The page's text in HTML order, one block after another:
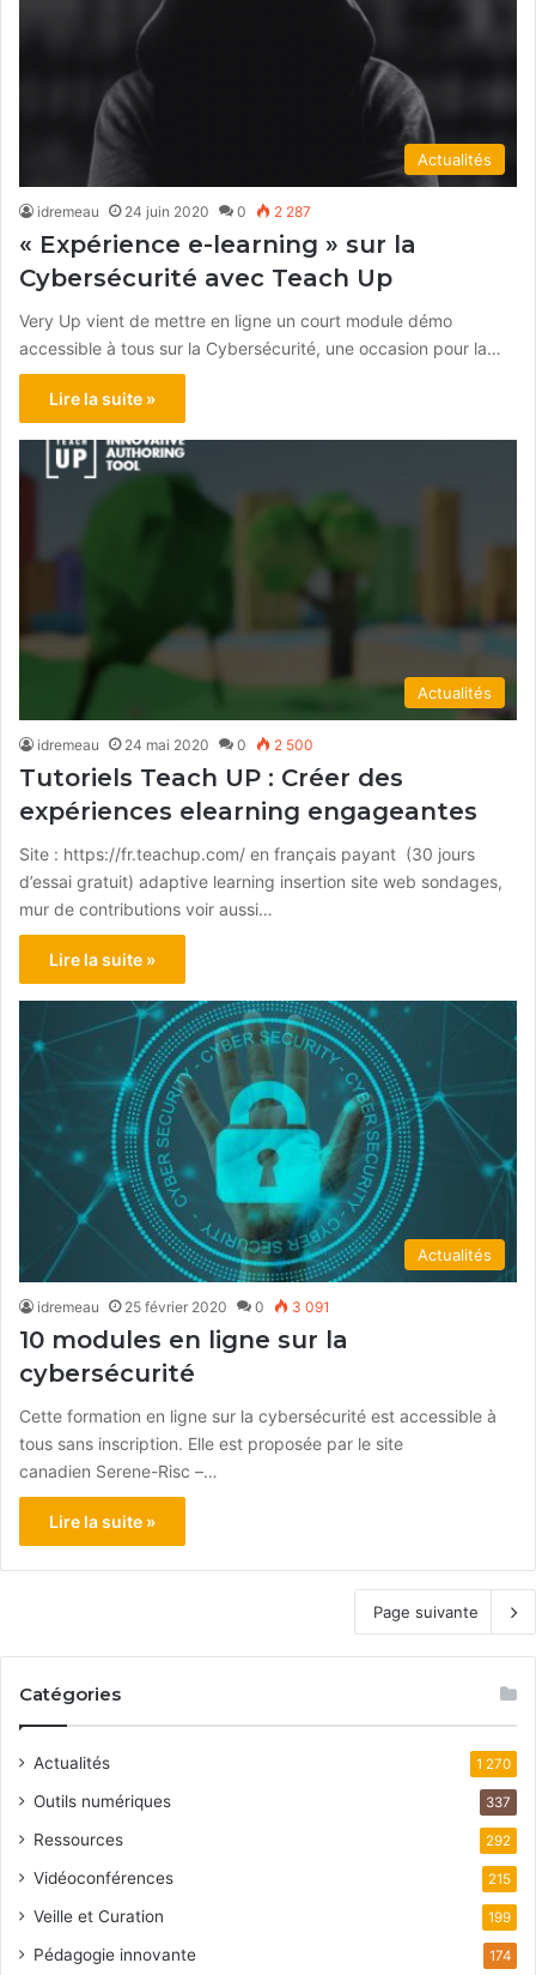
Actualités
idremeau 24 juin 2020 0 2 287
« Expérience e-learning » sur la
Cybersécurité avec Teach Up
Very Up vient de mettre en ligne un court module démo
accessible à tous sur la Cybersécurité, une occasion pour la…
Lire la suite »
Actualités
idremeau 24 mai 2020 0 2 500
Tutoriels Teach UP : Créer des
expériences elearning engageantes
Site : https://fr.teachup.com/ en français payant (30 jours
d’essai gratuit) adaptive learning insertion site web sondages,
mur de contributions voir aussi…
Lire la suite »
Actualités
idremeau 25 février 2020 0 3 091
10 modules en ligne sur la
cybersécurité
Cette formation en ligne sur la cybersécurité est accessible à
tous sans inscription. Elle est proposée par le site
canadien Serene-Risc –…
Lire la suite »
Page suivante
Catégories
Actualités 1 270
Outils numériques 337
Ressources 292
Vidéoconférences 215
Veille et Curation 199
Pédagogie innovante 174